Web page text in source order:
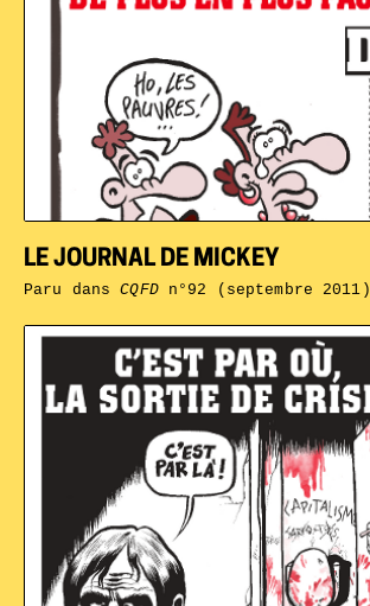
LE JOURNAL DE MICKEY
Paru dansCQFDn°92 (septembre 2011)